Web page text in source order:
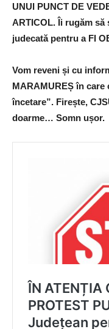
UNUI PUNCT DE
ARTICOL. Îi rugăm să
judecată pentru a FI
Vom reveni și cu
MARAMUREȘ în
încetare”. Firește,
doarme… Somn ușor.